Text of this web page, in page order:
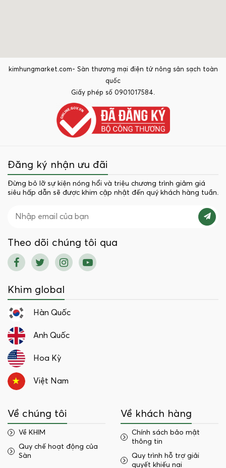
kimhungmarket.com- Sàn thương mại điện tử nông sản sạch toàn
quốc
Giấy phép số 0901017584.
Đăng ký nhận ưu đãi
Đừng bỏ lỡ sự kiện nóng hổi và triệu chương trình giảm giá
siêu hấp dẫn sẽ được khim cập nhật đến quý khách hàng tuần.
Theo dõi chúng tôi qua
Khim global
Hàn Quốc
Anh Quốc
Hoa Kỳ
Việt Nam
Về chúng tôi
Về KHIM
Quy chế hoạt động của
Sàn
Về khách hàng
Chính sách bảo mật
thông tin
Quy trình hỗ trợ giải
quyết khiếu nại